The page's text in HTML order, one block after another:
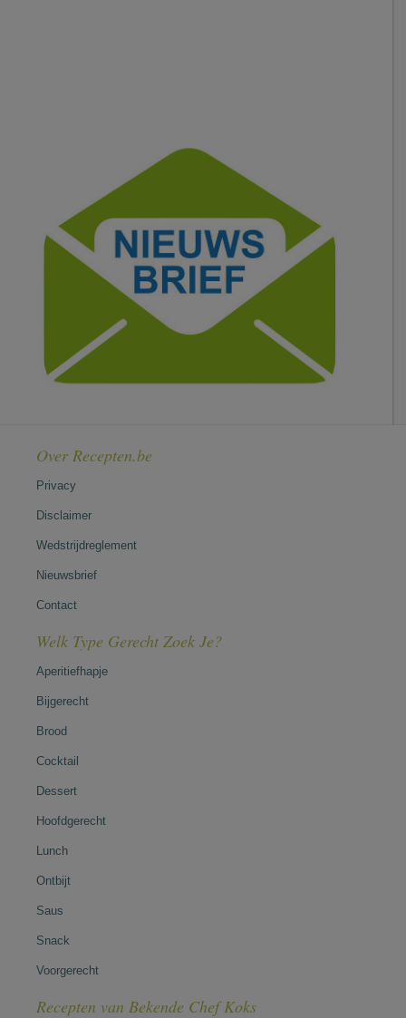
Over Recepten.be
Privacy
Disclaimer
Wedstrijdreglement
Nieuwsbrief
Contact
Welk Type Gerecht Zoek Je?
Aperitiefhapje
Bijgerecht
Brood
Cocktail
Dessert
Hoofdgerecht
Lunch
Ontbijt
Saus
Snack
Voorgerecht
Recepten van Bekende Chef Koks